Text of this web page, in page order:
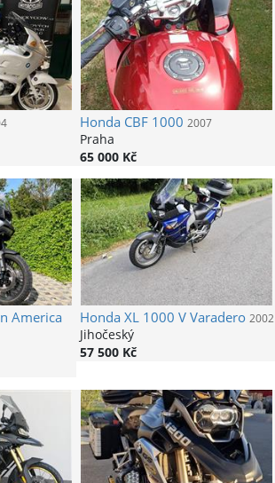
HondaCBF 1000 2007
Praha
65 000 Kč
America
HondaXL 1000 V Varadero 2002
Jihočeský
57 500 Kč